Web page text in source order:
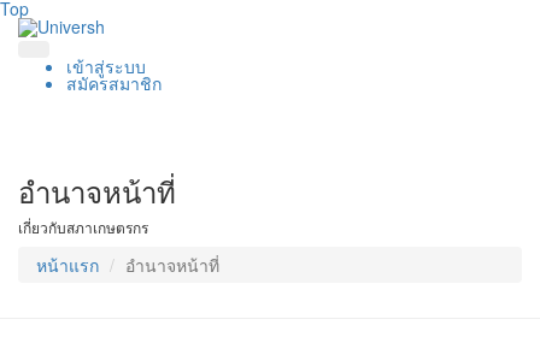
Top
เข้าสู่ระบบ
สมัครสมาชิก
อำนาจหน้าที่
เกี่ยวกับสภาเกษตรกร
หน้าแรก อำนาจหน้าที่